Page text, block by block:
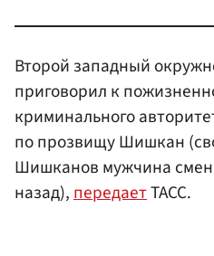
Второй западный
приговорил к
криминального
по прозвищу Шишкан
Шишканов мужчина
назад),передаетТАСС.